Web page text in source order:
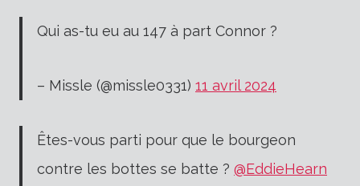
Qui as-tu eu au 147 à part Connor ?
– Missle (@missle0331) 11 avril 2024
Êtes-vous parti pour que le bourgeon
contre les bottes se batte ? @EddieHearn